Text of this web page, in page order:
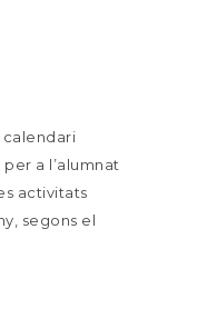
calendari
a l’alumnat
activitats
segons el